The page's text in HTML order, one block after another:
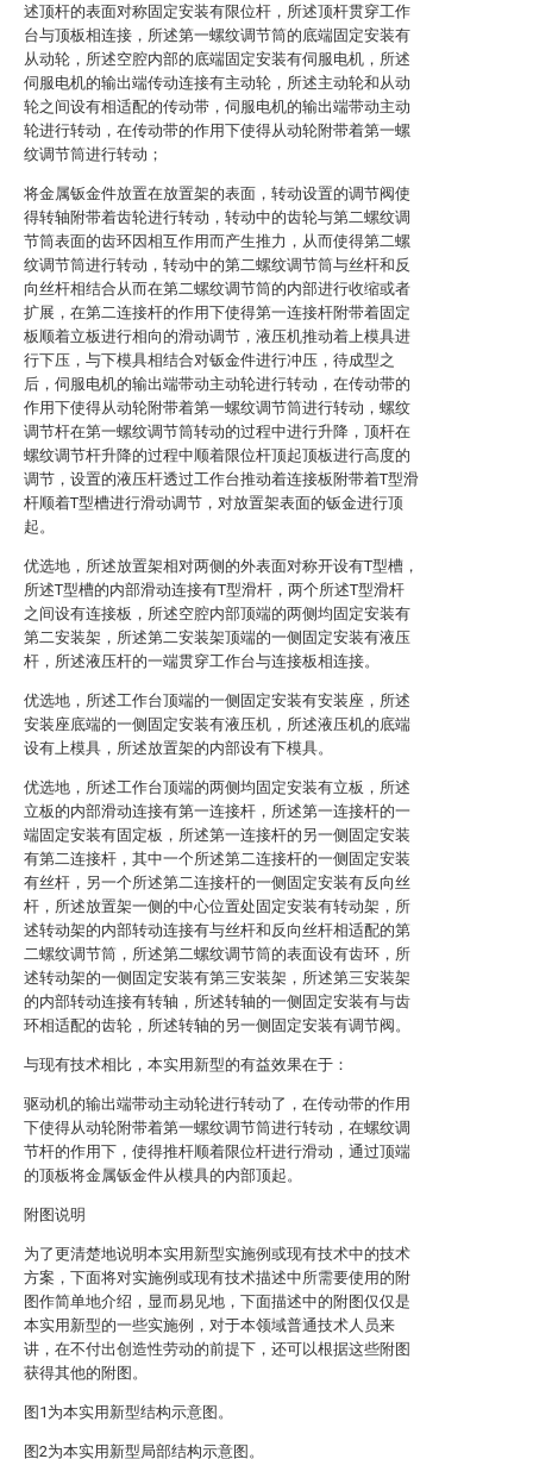
述顶杆的表面对称固定安装有限位杆，所述顶杆贯穿工作
台与顶板相连接，所述第一螺纹调节筒的底端固定安装有
从动轮，所述空腔内部的底端固定安装有伺服电机，所述
伺服电机的输出端传动连接有主动轮，所述主动轮和从动
轮之间设有相适配的传动带，伺服电机的输出端带动主动
轮进行转动，在传动带的作用下使得从动轮附带着第一螺
纹调节筒进行转动；
将金属钣金件放置在放置架的表面，转动设置的调节阀使
得转轴附带着齿轮进行转动，转动中的齿轮与第二螺纹调
节筒表面的齿环因相互作用而产生推力，从而使得第二螺
纹调节筒进行转动，转动中的第二螺纹调节筒与丝杆和反
向丝杆相结合从而在第二螺纹调节筒的内部进行收缩或者
扩展，在第二连接杆的作用下使得第一连接杆附带着固定
板顺着立板进行相向的滑动调节，液压机推动着上模具进
行下压，与下模具相结合对钣金件进行冲压，待成型之
后，伺服电机的输出端带动主动轮进行转动，在传动带的
作用下使得从动轮附带着第一螺纹调节筒进行转动，螺纹
调节杆在第一螺纹调节筒转动的过程中进行升降，顶杆在
螺纹调节杆升降的过程中顺着限位杆顶起顶板进行高度的
调节，设置的液压杆透过工作台推动着连接板附带着T型滑
杆顺着T型槽进行滑动调节，对放置架表面的钣金进行顶
起。
优选地，所述放置架相对两侧的外表面对称开设有T型槽，
所述T型槽的内部滑动连接有T型滑杆，两个所述T型滑杆
之间设有连接板，所述空腔内部顶端的两侧均固定安装有
第二安装架，所述第二安装架顶端的一侧固定安装有液压
杆，所述液压杆的一端贯穿工作台与连接板相连接。
优选地，所述工作台顶端的一侧固定安装有安装座，所述
安装座底端的一侧固定安装有液压机，所述液压机的底端
设有上模具，所述放置架的内部设有下模具。
优选地，所述工作台顶端的两侧均固定安装有立板，所述
立板的内部滑动连接有第一连接杆，所述第一连接杆的一
端固定安装有固定板，所述第一连接杆的另一侧固定安装
有第二连接杆，其中一个所述第二连接杆的一侧固定安装
有丝杆，另一个所述第二连接杆的一侧固定安装有反向丝
杆，所述放置架一侧的中心位置处固定安装有转动架，所
述转动架的内部转动连接有与丝杆和反向丝杆相适配的第
二螺纹调节筒，所述第二螺纹调节筒的表面设有齿环，所
述转动架的一侧固定安装有第三安装架，所述第三安装架
的内部转动连接有转轴，所述转轴的一侧固定安装有与齿
环相适配的齿轮，所述转轴的另一侧固定安装有调节阀。
与现有技术相比，本实用新型的有益效果在于：
驱动机的输出端带动主动轮进行转动了，在传动带的作用
下使得从动轮附带着第一螺纹调节筒进行转动，在螺纹调
节杆的作用下，使得推杆顺着限位杆进行滑动，通过顶端
的顶板将金属钣金件从模具的内部顶起。
附图说明
为了更清楚地说明本实用新型实施例或现有技术中的技术
方案，下面将对实施例或现有技术描述中所需要使用的附
图作简单地介绍，显而易见地，下面描述中的附图仅仅是
本实用新型的一些实施例，对于本领域普通技术人员来
讲，在不付出创造性劳动的前提下，还可以根据这些附图
获得其他的附图。
图1为本实用新型结构示意图。
图2为本实用新型局部结构示意图。